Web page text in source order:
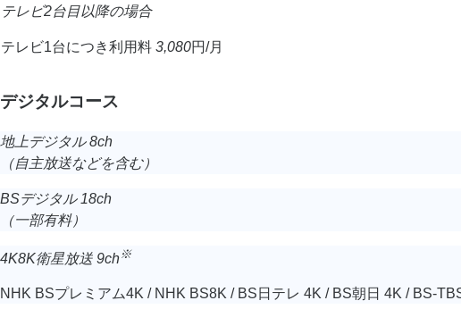
テレビ2台目以降の場合
テレビ1台につき利用料 3,080円/月
デジタルコース
地上デジタル 8ch
（自主放送などを含む）
BSデジタル 18ch
（一部有料）
4K8K衛星放送 9ch ※
NHK BSプレミアム4K / NHK BS8K / BS日テレ 4K / BS朝日 4K / BS-